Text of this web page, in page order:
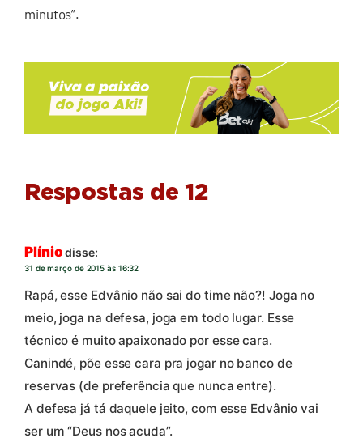
minutos”.
Respostas de 12
Plíniodisse:
31 de março de 2015 às 16:32
Rapá, esse Edvânio não sai do time não?! Joga no
meio, joga na defesa, joga em todo lugar. Esse
técnico é muito apaixonado por esse cara.
Canindé, põe esse cara pra jogar no banco de
reservas (de preferência que nunca entre).
A defesa já tá daquele jeito, com esse Edvânio vai
ser um “Deus nos acuda”.